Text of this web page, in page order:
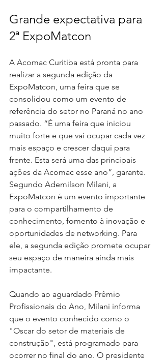
Grande expectativa para
2ª ExpoMatcon
A Acomac Curitiba está pronta para
realizar a segunda edição da
ExpoMatcon, uma feira que se
consolidou como um evento de
referência do setor no Paraná no ano
passado. “É uma feira que iniciou
muito forte e que vai ocupar cada vez
mais espaço e crescer daqui para
frente. Esta será uma das principais
ações da Acomac esse ano”, garante.
Segundo Ademilson Milani, a
ExpoMatcon é um evento importante
para o compartilhamento de
conhecimento, fomento à inovação e
oportunidades de networking. Para
ele, a segunda edição promete ocupar
seu espaço de maneira ainda mais
impactante.
Quando ao aguardado Prêmio
Profissionais do Ano, Milani informa
que o evento conhecido como o
"Oscar do setor de materiais de
construção", está programado para
ocorrer no final do ano. O presidente